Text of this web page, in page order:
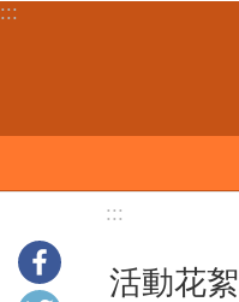
跳到主要內容區塊
:::
:::
活動花絮